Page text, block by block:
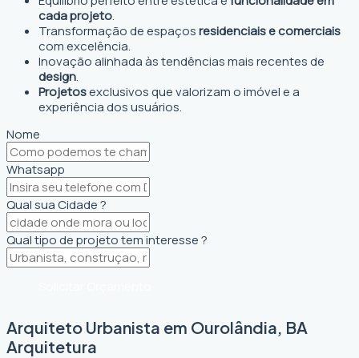
cada projeto.
Transformação de espaçosresidenciais e comerciais
com excelência.
Inovação alinhada às tendências mais recentes de
design.
Projetosexclusivos que valorizam o imóvel e a
experiência dos usuários.
Nome
Whatsapp
Qual sua Cidade ?
Qual tipo de projeto tem interesse ?
Arquiteto Urbanista em Ourolândia, BA
Arquitetura